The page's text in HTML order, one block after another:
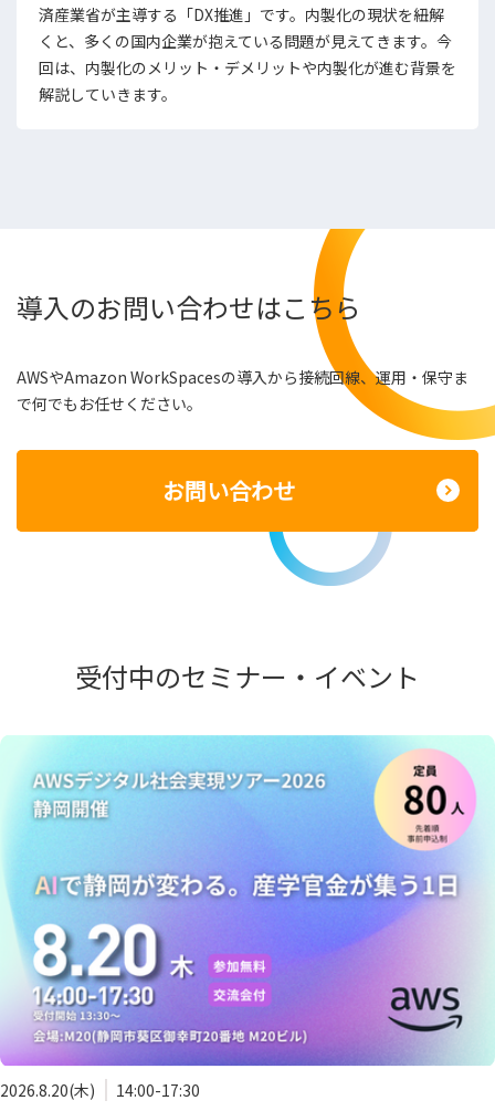
済産業省が主導する「DX推進」です。内製化の現状を紐解
くと、多くの国内企業が抱えている問題が見えてきます。今
回は、内製化のメリット・デメリットや内製化が進む背景を
解説していきます。
導入のお問い合わせはこちら
AWSやAmazon WorkSpacesの導入から接続回線、運用・保守ま
で何でもお任せください。
お問い合わせ
受付中のセミナー・イベント
2026.8.20(木) 14:00-17:30